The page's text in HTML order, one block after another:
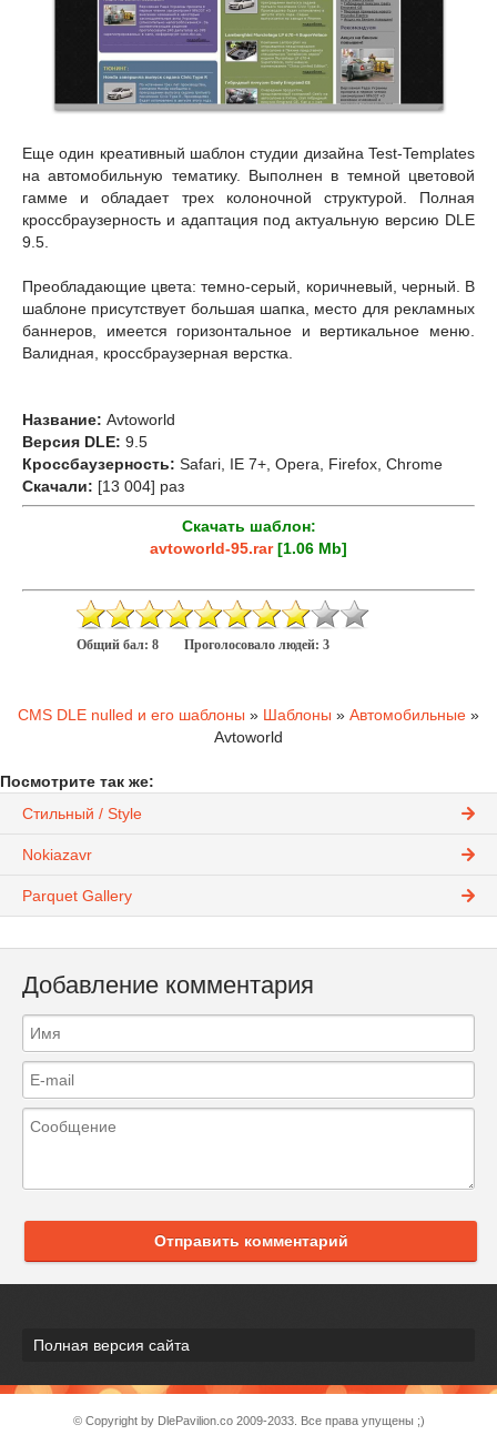
Еще один креативный шаблон студии дизайна Test-Templates
на автомобильную тематику. Выполнен в темной цветовой
гамме и обладает трех колоночной структурой. Полная
кроссбраузерность и адаптация под актуальную версию DLE
9.5.
Преобладающие цвета: темно-серый, коричневый, черный. В
шаблоне присутствует большая шапка, место для рекламных
баннеров, имеется горизонтальное и вертикальное меню.
Валидная, кроссбраузерная верстка.
Название: Avtoworld
Версия DLE: 9.5
Кроссбаузерность: Safari, IE 7+, Opera, Firefox, Chrome
Скачали: [13 004] раз
Скачать шаблон:
avtoworld-95.rar[1.06 Mb]
Общий бал: 8 Проголосовало людей: 3
CMS DLE nulled и его шаблоны » Шаблоны » Автомобильные »
Avtoworld
Посмотрите так же:
Стильный / Style
Nokiazavr
Parquet Gallery
Добавление комментария
Отправить комментарий
Полная версия сайта
© Copyright by DlePavilion.co 2009-2033. Все права упущены ;)